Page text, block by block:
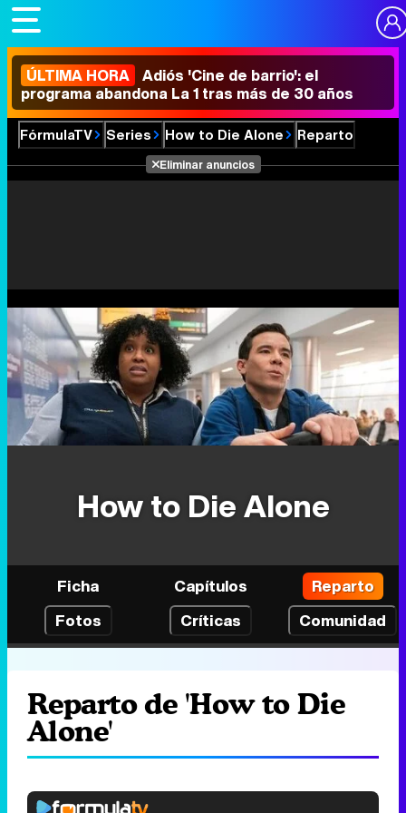
ÚLTIMA HORA Adiós 'Cine de barrio': el
programa abandona La 1 tras más de 30 años
FórmulaTV Series How to Die Alone Reparto
Eliminar anuncios
How to Die Alone
Ficha Capítulos
Reparto
Fotos
Críticas Comunidad
Reparto de 'How to Die
Alone'